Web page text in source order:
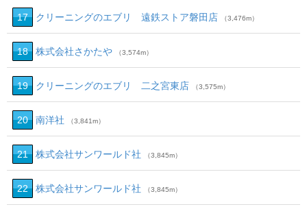
17 クリーニングのエブリ 遠鉄ストア磐田店 （3,476m）
18 株式会社さかたや （3,574m）
19 クリーニングのエブリ 二之宮東店 （3,575m）
20 南洋社 （3,841m）
21 株式会社サンワールド社 （3,845m）
22 株式会社サンワールド社 （3,845m）